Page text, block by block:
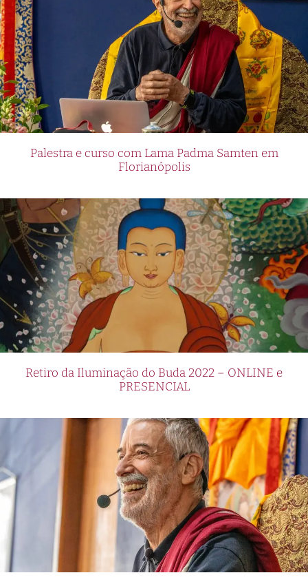
Palestra e curso com Lama Padma Samten em
Florianópolis
Retiro da Iluminação do Buda 2022 – ONLINE e
PRESENCIAL